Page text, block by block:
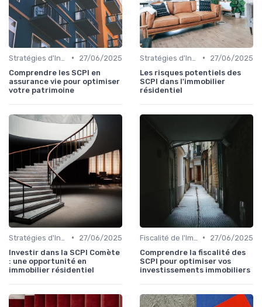
•
27/06/2025
Comprendre les SCPI en
assurance vie pour optimiser
votre patrimoine
•
27/06/2025
Les risques potentiels des
SCPI dans l'immobilier
résidentiel
•
27/06/2025
Investir dans la SCPI Comète
: une opportunité en
immobilier résidentiel
•
27/06/2025
Comprendre la fiscalité des
SCPI pour optimiser vos
investissements immobiliers